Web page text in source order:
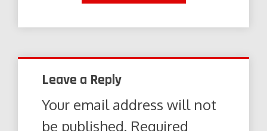
Leave a Reply
Your email address will not
be published. Required